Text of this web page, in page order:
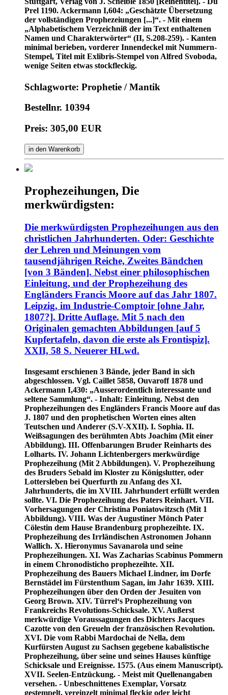
Prel 1190. Ackermann I,604: „Geschätzte Übersetzung
der vollständigen Prophezeiungen [...]“. - Mit einem
„Alphabetischem Verzeichniß der im Text enthaltenen
Namen und Charakterwörter“ (II, S.208-259). - Kanten
minimal berieben, vorderer Innendeckel mit Nummern-
Stempel, Titel mit Exlibris-Stempel von Alfred Svoboda,
wenige Seiten etwas stockfleckig.
Schlagworte: Prophetie / Mantik
Bestellnr. 10394
Preis: 305,00 EUR
in den Warenkorb
Prophezeihungen, Die
merkwürdigsten:
Die merkwürdigsten Prophezeihungen aus den
christlichen Jahrhunderten. Oder: Geschichte
der Lehren und Meinungen vom
tausendjährigen Reiche, Zweites Bändchen
[von 3 Bänden]. Nebst einer philosophischen
Einleitung, und der Prophezeihung des
Engländers Francis Moore auf das Jahr 1807.
Leipzig, im Industrie-Comptoir [ohne Jahr,
1807?]. Dritte Auflage. Mit 5 nach den
Originalen gemachten Abbildungen [auf 5
Kupfertafeln, davon die erste als Frontispiz].
XXII, 58 S. Neuerer HLwd.
Insgesamt erschienen 3 Bände, jeder Band in sich
abgeschlossen. Vgl. Caillet 5858, Ouvaroff 1878 und
Ackermann I,430: „Ausserordentlich interessante und
seltene Sammlung“. - Inhalt: Einleitung. Nebst den
Prophezeihungen des Engländers Francis Moore auf das
J. 1807 und den prophetischen Worten eines alten
Teutschen und Anderer (S.V-XXII). I. Sophia. II.
Weißsagungen des berühmten Abts Joachim (Mit einer
Abbildung). III. Offenbarungen Bruder Reinharts des
Lolharts. IV. Johann Lichtenbergers merkwürdige
Prophezeihung (Mit 2 Abbildungen). V. Prophezeihung
des Bruders Sebald im Kloster zu Königslutter, oder
Lottersleben bei Querfurth zu Anfang des XI.
Jahrhunderts, die im XVIII. Jahrhundert erfüllt werden
sollte. VI. Die Prophezeihung des Paters Reinhart. VII.
Vorhersagungen der Christina Poniatowitzsch (Mit 1
Abbildung). VIII. Was der Augustiner Mönch Pater
Cölestin dem Hause Brandenburg prophezeihte. IX.
Prophezeihung des Irrländischen Astronomen Johann
Wallich. X. Hieronymus Savanarola und seine
Prophezeihungen. XI. Was Zacharias Scabinus Pommern
in einem Chronodisticho prophezeihte. XII.
Prophezeihung des Bauers Michael Lindner, im Dorfe
Bernstädel im Fürstenthum Sagan, im Jahr 1639. XIII.
Prophezeihungen über den Orden der Jesuiten von
Georg Brown. XIV. Türrel‘s Prophezeihung von
Frankreichs Revolutions-Schicksale. XV. Außerst
merkwürdige Voraussagungen des Dichters Jacques
Cazotte von den Greueln der französischen Revolution.
XVI. Die vom Rabbi Mardochai de Nella, dem
Kurfürsten August zu Sachsen gegebene kabalistische
Prophezeihung, über seine und seines Hauses künftige
Schicksale und Ereignisse. 1575. (Aus einem Manuscript).
XVII. Seelen-Entzückung. - Meist mit Quellenangaben
versehen. - Unbeschnittenes Exemplar, Vorsatz
gestempelt, vereinzelt minimal fleckig oder leicht